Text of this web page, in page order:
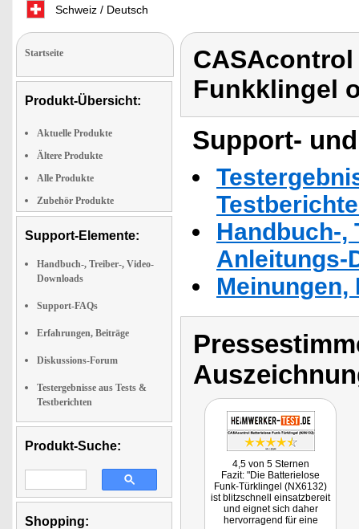
Schweiz / Deutsch
Startseite
Produkt-Übersicht:
Aktuelle Produkte
Ältere Produkte
Alle Produkte
Zubehör Produkte
Support-Elemente:
Handbuch-, Treiber-, Video-
Downloads
Support-FAQs
Erfahrungen, Beiträge
Diskussions-Forum
Testergebnisse aus Tests &
Testberichten
Produkt-Suche:
Shopping:
Funkklingel
Support-
Handbuch-,
Anleitungs-
4,5 von 5 Sternen
Fazit: "Die Batterielose
Funk-Türklingel (NX6132)
ist blitzschnell einsatzbereit
und eignet sich daher
hervorragend für eine